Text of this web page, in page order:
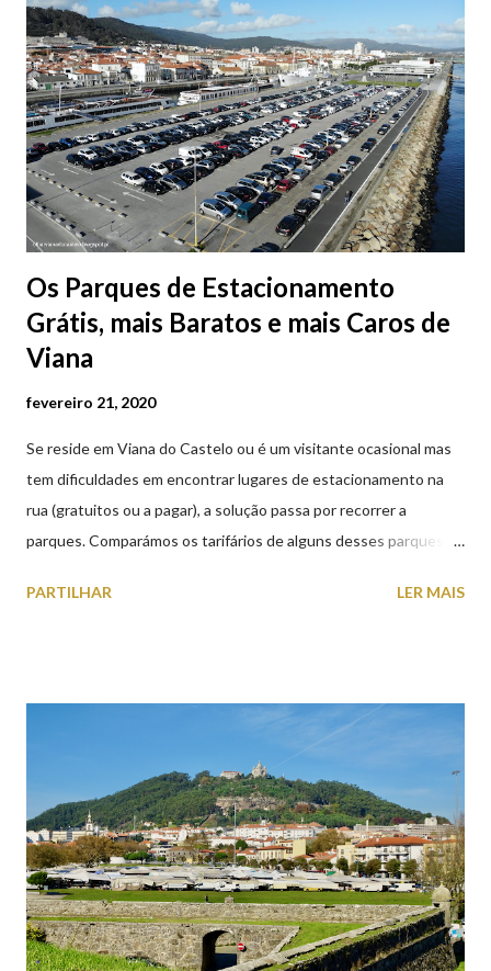
Os Parques de Estacionamento
Grátis, mais Baratos e mais Caros de
Viana
fevereiro 21, 2020
Se reside em Viana do Castelo ou é um visitante ocasional mas
tem dificuldades em encontrar lugares de estacionamento na
rua (gratuitos ou a pagar), a solução passa por recorrer a
parques. Comparámos os tarifários de alguns desses parques de
subterrâneos) perto do centro da cidade (entenda-se por
subterrâneos. O Parque da Estação Viana Shopping é grátis de
2ª a 5ª feira a partir das 20:00 (DIAS ÚTEIS)
PARTILHAR LER MAIS